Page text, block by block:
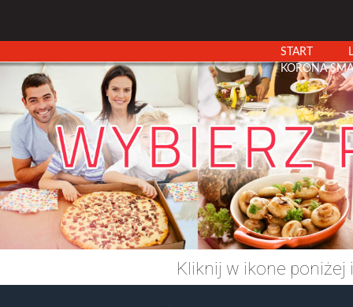
START
KORONA
Kliknij w ikone poniżej